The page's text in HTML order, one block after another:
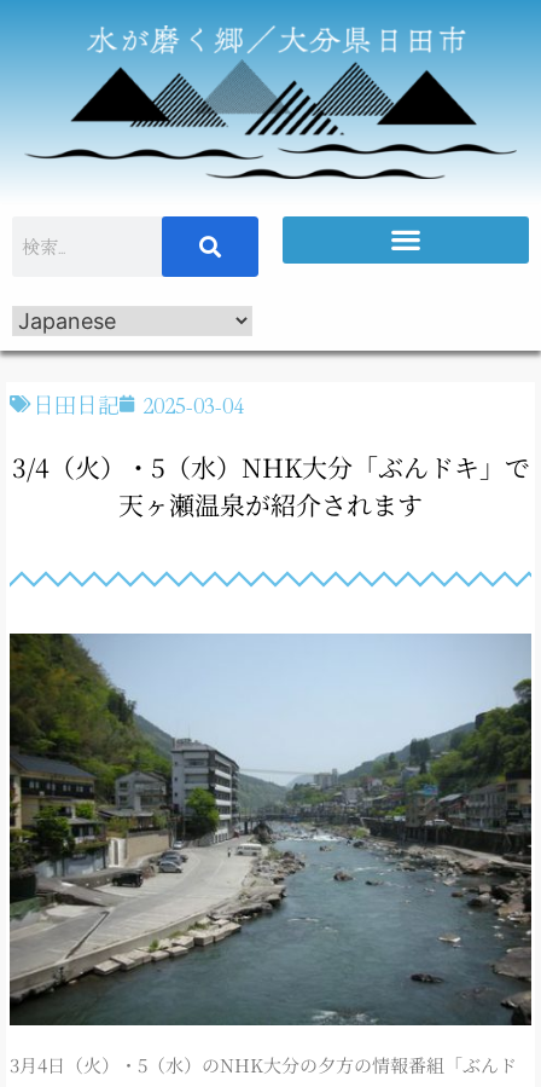
日田日記 2025-03-04
3/4（火）・5（水）NHK大分「ぶんドキ」で
天ヶ瀬温泉が紹介されます
3月4日（火）・5（水）のNHK大分の夕方の情報番組「ぶんド